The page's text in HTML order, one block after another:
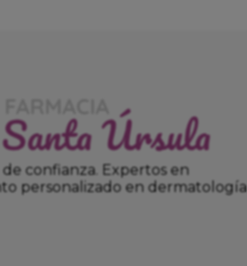
confianza. Expertos en
personalizado en dermatología